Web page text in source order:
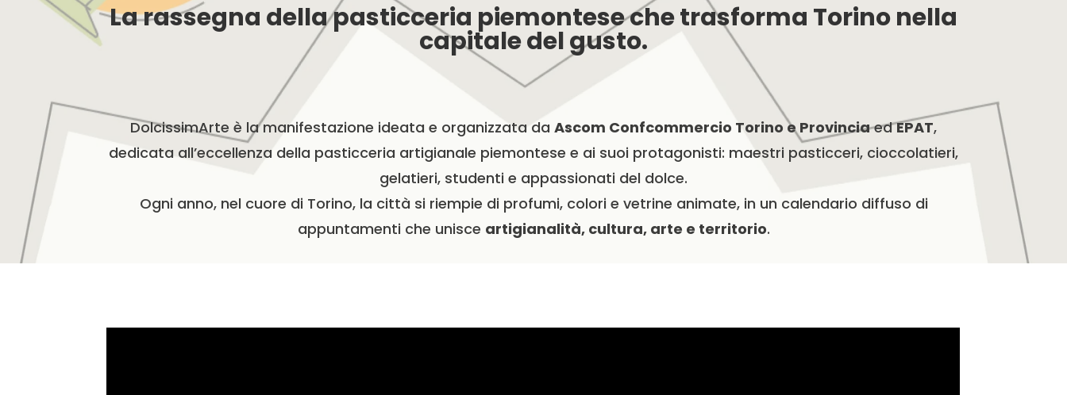
La rassegna della pasticceria piemontese che trasforma Torino nella
capitale del gusto.
DolcissimArte è la manifestazione ideata e organizzata da Ascom Confcommercio Torino e ProvinciaedEPAT,
dedicata all’eccellenza della pasticceria artigianale piemontese e ai suoi protagonisti: maestri pasticceri, cioccolatieri,
gelatieri, studenti e appassionati del dolce.
Ogni anno, nel cuore di Torino, la città si riempie di profumi, colori e vetrine animate, in un calendario diffuso di
appuntamenti che unisce artigianalità, cultura, arte e territorio.